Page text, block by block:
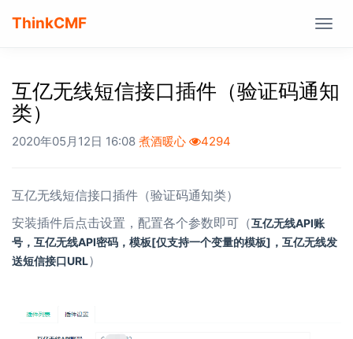
ThinkCMF
互亿无线短信接口插件（验证码通知
类）
2020年05月12日 16:08 煮酒暖心 4294
互亿无线短信接口插件（验证码通知类）
安装插件后点击设置，配置各个参数即可（互亿无线API账
号， 互亿无线API密码， 模板[仅支持一个变量的模板]， 互亿无线发
送短信接口URL）